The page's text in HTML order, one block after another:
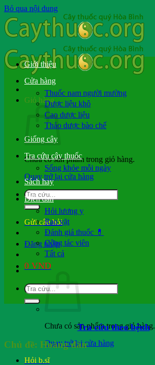
Bỏ qua nội dung
Giỏ hàng
Chưa có sản phẩm trong giỏ hàng.
Quay trở lại cửa hàng
Gửi câu hỏi
Đăng nhập
0 VND
Chưa có sản phẩm trong giỏ hàng.
Quay trở lại cửa hàng
Hỏi b.sĩ
Giới thiệu
Cửa hàng
Thuốc nam người mường
Dược liệu khô
Cao dược liệu
Thảo dược bào chế
Giống cây
Tra cứu cây thuốc
Sống khỏe mỗi ngày
Sách hay
Diễn đàn
Hỏi lương y
Rao vặt
Đánh giá thuốc 💊
Cộng tác viên
Tất cả
Tra cứu theo bệnh
Chủ đề: Hoàng đản